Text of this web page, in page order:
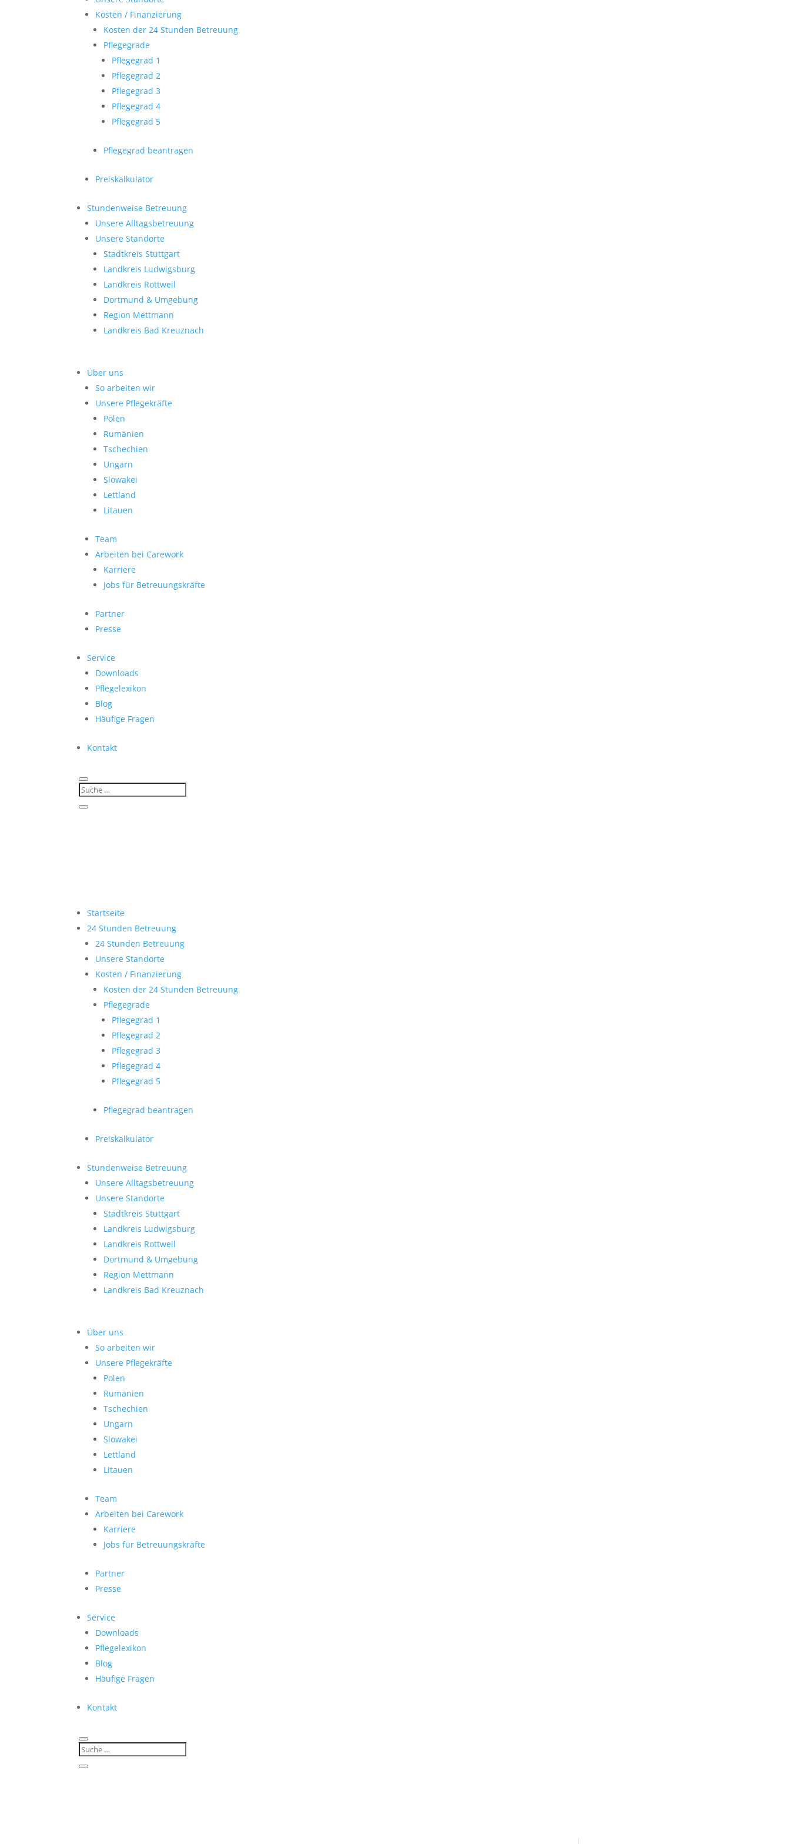
Kosten / Finanzierung
Kosten der 24 Stunden Betreuung
Pflegegrade
Pflegegrad 1
Pflegegrad 2
Pflegegrad 3
Pflegegrad 4
Pflegegrad 5
Pflegegrad beantragen
Preiskalkulator
Stundenweise Betreuung
Unsere Alltagsbetreuung
Unsere Standorte
Stadtkreis Stuttgart
Landkreis Ludwigsburg
Landkreis Rottweil
Dortmund & Umgebung
Region Mettmann
Landkreis Bad Kreuznach
Über uns
So arbeiten wir
Unsere Pflegekräfte
Polen
Rumänien
Tschechien
Ungarn
Slowakei
Lettland
Litauen
Team
Arbeiten bei Carework
Karriere
Jobs für Betreuungskräfte
Partner
Presse
Service
Downloads
Pflegelexikon
Blog
Häufige Fragen
Kontakt
Startseite
24 Stunden Betreuung
24 Stunden Betreuung
Unsere Standorte
Kosten / Finanzierung
Kosten der 24 Stunden Betreuung
Pflegegrade
Pflegegrad 1
Pflegegrad 2
Pflegegrad 3
Pflegegrad 4
Pflegegrad 5
Pflegegrad beantragen
Preiskalkulator
Stundenweise Betreuung
Unsere Alltagsbetreuung
Unsere Standorte
Stadtkreis Stuttgart
Landkreis Ludwigsburg
Landkreis Rottweil
Dortmund & Umgebung
Region Mettmann
Landkreis Bad Kreuznach
Über uns
So arbeiten wir
Unsere Pflegekräfte
Polen
Rumänien
Tschechien
Ungarn
Slowakei
Lettland
Litauen
Team
Arbeiten bei Carework
Karriere
Jobs für Betreuungskräfte
Partner
Presse
Service
Downloads
Pflegelexikon
Blog
Häufige Fragen
Kontakt